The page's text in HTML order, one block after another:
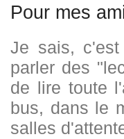
Pour mes
Je sais,
parler des
de lire toute
bus, dans le
salles